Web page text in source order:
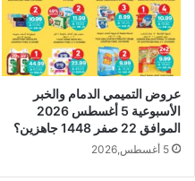
عروض التميمي الدمام والخبر
الأسبوعية 5 أغسطس 2026
الموافق 22 صفر 1448 جاهزين؟
5 أغسطس,2026